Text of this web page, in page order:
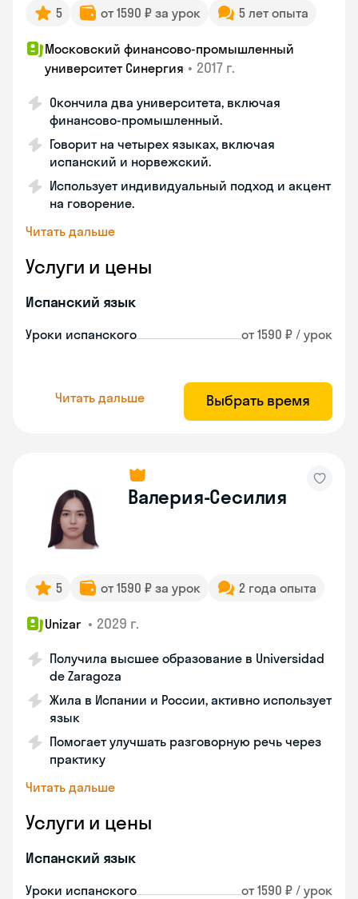
5 от 1590 ₽ за урок 5 лет опыта
Московский финансово-промышленный
университет Синергия • 2017 г.
Окончила два университета, включая
финансово-промышленный.
Говорит на четырех языках, включая
испанский и норвежский.
Использует индивидуальный подход и акцент
на говорение.
Читать дальше
Услуги и цены
Испанский язык
Уроки испанского от 1590 ₽ / урок
Читать дальше Выбрать время
Валерия-Сесилия
5 от 1590 ₽ за урок 2 года опыта
Unizar • 2029 г.
Получила высшее образование в Universidad
de Zaragoza
Жила в Испании и России, активно использует
язык
Помогает улучшать разговорную речь через
практику
Читать дальше
Услуги и цены
Испанский язык
Уроки испанского от 1590 ₽ / урок